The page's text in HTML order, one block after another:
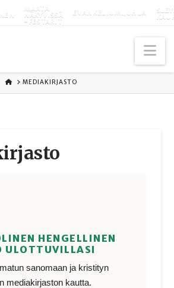
MAATA
NÄKYVISSÄ
-FESTARIT
EVANKELIUMIJUHLA
ETUSIVU
MEDIAKIRJASTO
HENGELLINEN
ULOTTUVILLASI
sanomaan ja kristityn
mediakirjaston kautta.